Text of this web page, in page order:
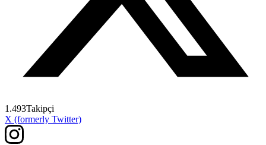
1.493Takipçi
X (formerly Twitter)